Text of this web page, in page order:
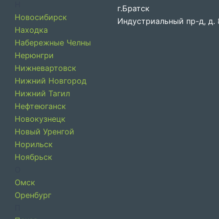
Новосибирск
Находка
Набережные Челны
Нерюнгри
Нижневартовск
Нижний Новгород
Нижний Тагил
Нефтеюганск
Новокузнецк
Новый Уренгой
Норильск
Ноябрьск
Омск
Оренбург
г.Братск
Индустриальный пр-д, д.